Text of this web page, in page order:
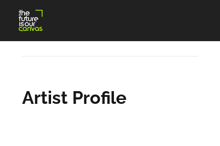
content
Artist Profile